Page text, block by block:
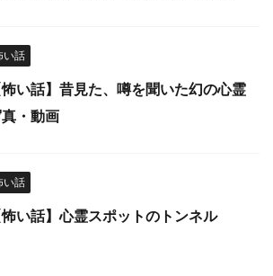
い話
怖い話】昔見た、噂を聞いた幻の心霊
・動画
い話
怖い話】心霊スポットのトンネル